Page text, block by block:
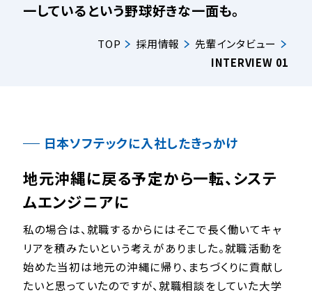
一しているという野球好きな一面も。
TOP 採用情報
先輩インタビュー
INTERVIEW 01
日本ソフテックに入社したきっかけ
地元沖縄に戻る予定から一転、システ
ムエンジニアに
私の場合は、就職するからにはそこで長く働いてキャ
リアを積みたいという考えがありました。就職活動を
始めた当初は地元の沖縄に帰り、まちづくりに貢献し
たいと思っていたのですが、就職相談をしていた大学